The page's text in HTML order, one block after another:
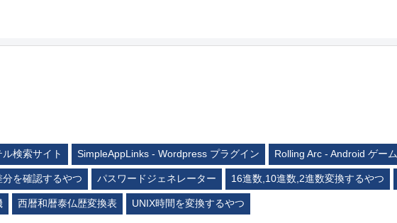
検索サイト SimpleAppLinks - Wordpress プラグイン Rolling Arc - Android ゲーム
分を確認するやつ パスワードジェネレーター 16進数,10進数,2進数変換するやつ
西暦和暦泰仏歴変換表 UNIX時間を変換するやつ